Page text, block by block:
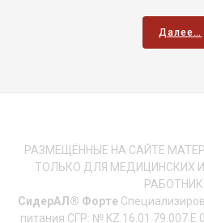
Далее…
РАЗМЕЩЁННЫЕ НА САЙТЕ
ТОЛЬКО ДЛЯ МЕДИЦИНСКИХ
СидерАЛ® Форте
питания СГР: №